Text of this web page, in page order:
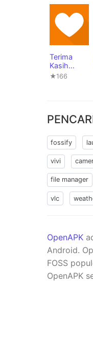
Terima
Kasih
Simpel
★166
fossify
vivi
file manager
vlc
OpenAPK
Android.
FOSS
OpenAPK